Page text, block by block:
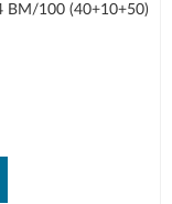
BM/100 (40+10+50)